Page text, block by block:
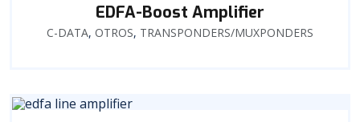
EDFA-Boost Amplifier
C-DATA, OTROS, TRANSPONDERS/MUXPONDERS